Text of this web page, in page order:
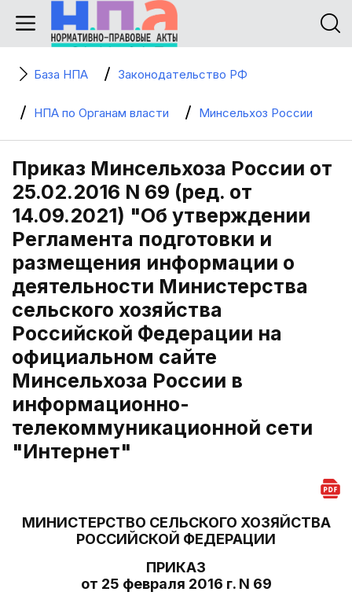
База НПА Законодательство РФ
НПА по Органам власти Минсельхоз России
Приказ Минсельхоза России от
25.02.2016 N 69 (ред. от
14.09.2021) "Об утверждении
Регламента подготовки и
размещения информации о
деятельности Министерства
сельского хозяйства
Российской Федерации на
официальном сайте
Минсельхоза России в
информационно-
телекоммуникационной сети
"Интернет"
МИНИСТЕРСТВО СЕЛЬСКОГО ХОЗЯЙСТВА
РОССИЙСКОЙ ФЕДЕРАЦИИ
ПРИКАЗ
от 25 февраля 2016 г. N 69